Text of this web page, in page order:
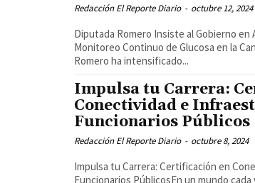
Redacción El Reporte Diario - octubre 12, 2024
Diputada Romero Insiste al Gobierno en
Monitoreo Continuo de Glucosa en la
Romero ha intensificado...
Impulsa tu Carrera:
Conectividad e
Funcionarios Públicos
Redacción El Reporte Diario - octubre 8, 2024
Impulsa tu Carrera: Certificación en
Funcionarios PúblicosEn un mundo